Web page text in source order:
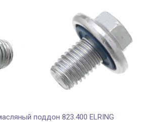
поддон 823.400 ELRING